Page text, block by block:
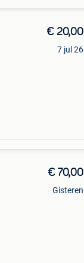
€ 20,00
7 jul 26
€ 70,00
Gisteren